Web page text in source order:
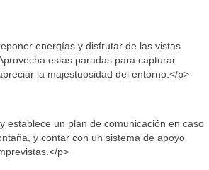
energías y disfrutar de las vistas
estas paradas para capturar
la majestuosidad del entorno.</p>
establece un plan de comunicación en caso
y contar con un sistema de apoyo
p>